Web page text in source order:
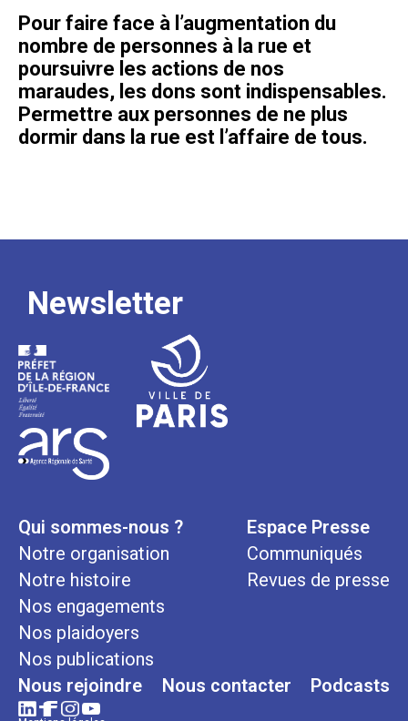
Pour faire face à l’augmentation du
nombre de personnes à la rue et
poursuivre les actions de nos
maraudes, les dons sont indispensables.
Permettre aux personnes de ne plus
dormir dans la rue est l’affaire de tous.
Newsletter
Qui sommes-nous ?
Notre organisation
Notre histoire
Nos engagements
Nos plaidoyers
Nos publications
Espace Presse
Communiqués
Revues de presse
Nous rejoindre Nous contacter Podcasts